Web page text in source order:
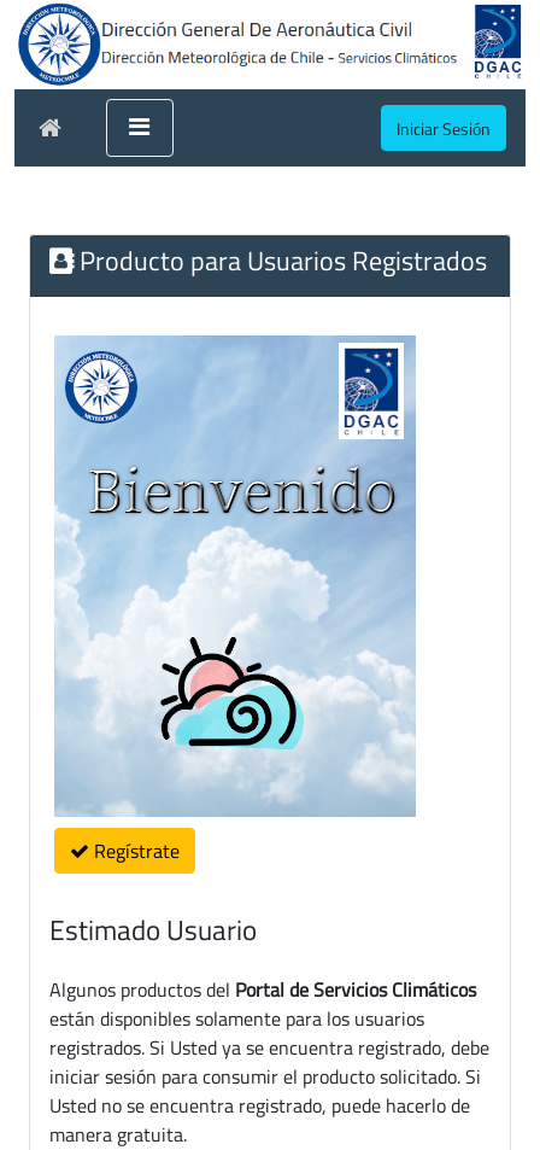
Iniciar Sesión
Producto para Usuarios Registrados
Regístrate
Estimado Usuario
Algunos productos del Portal de Servicios Climáticos
están disponibles solamente para los usuarios
registrados. Si Usted ya se encuentra registrado, debe
iniciar sesión para consumir el producto solicitado. Si
Usted no se encuentra registrado, puede hacerlo de
manera gratuita.